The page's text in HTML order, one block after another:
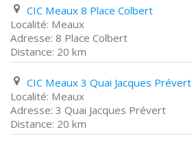
CIC Meaux 8 Place Colbert
Meaux
8 Place Colbert
20 km
CIC Meaux 3 Quai Jacques Prévert
Meaux
3 Quai Jacques Prévert
20 km